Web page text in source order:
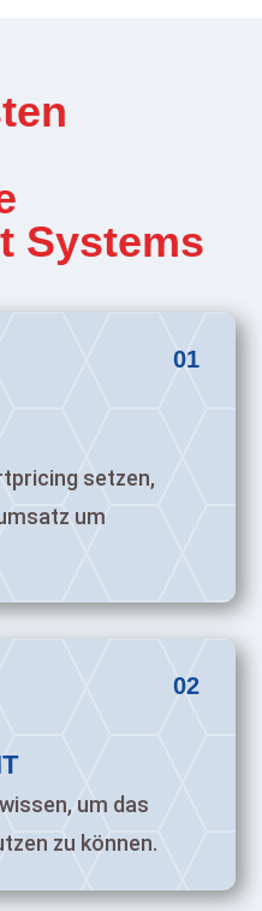
Systems
01
setzen,
um
02
um das
zu können.